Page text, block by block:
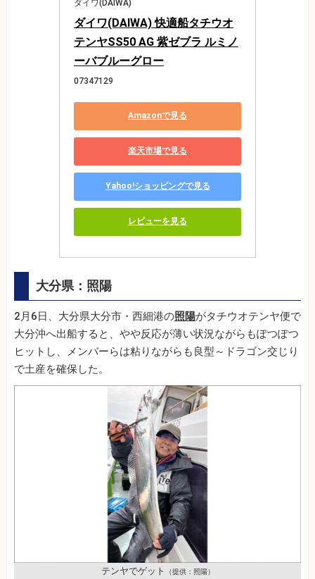
ダイワ(DAIWA)
ダイワ(DAIWA) 快適船タチウオ
テンヤSS50 AG 紫ゼブラ ルミノ
ーバブルーグロー
07347129
Amazonで見る
楽天市場で見る
Yahoo!ショッピングで見る
レビューを見る
大分県：照陽
2月6日、大分県大分市・西細港の照陽がタチウオテンヤ便で
大分沖へ出船すると、やや反応が薄い状況ながらもぽつぽつ
ヒットし、メンバーらは粘りながらも良型～ドラゴン交じり
で土産を確保した。
テンヤでゲット （提供：照陽）